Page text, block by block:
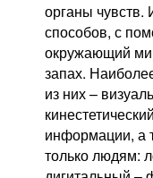
органы чувств.
способов, с
окружающий
запах.
из них –
информации, а
только людям: